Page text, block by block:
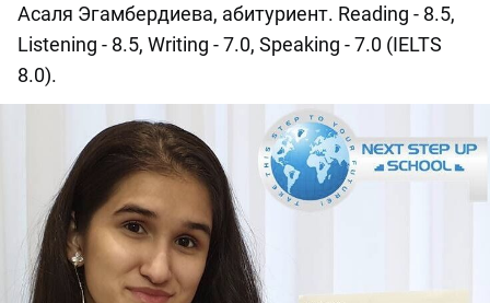
Асаля Эгамбердиева, абитуриент. Reading - 8.5,
Listening - 8.5, Writing - 7.0, Speaking - 7.0 (IELTS
8.0).